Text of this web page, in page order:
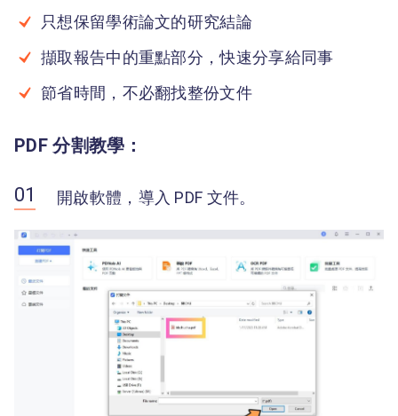
只想保留學術論文的研究結論
擷取報告中的重點部分，快速分享給同事
節省時間，不必翻找整份文件
PDF 分割教學：
開啟軟體，導入 PDF 文件。